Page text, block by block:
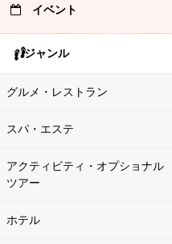
イベント
ジャンル
グルメ・レストラン
スパ・エステ
アクティビティ・オプショナル
ツアー
ホテル